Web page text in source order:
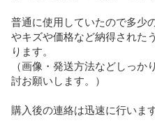
普通に使用していたので多少
やキズや価格など納得された
ります。
（画像・発送方法などしっ
討お願いします。）
購入後の連絡は迅速に行います